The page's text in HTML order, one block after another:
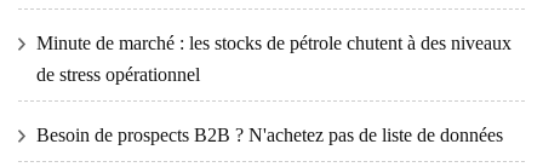
Minute de marché : les stocks de pétrole chutent à des niveaux
de stress opérationnel
Besoin de prospects B2B ? N'achetez pas de liste de données